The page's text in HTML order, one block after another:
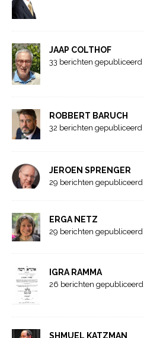
JAAP COLTHOF
33 berichten gepubliceerd
ROBBERT BARUCH
32 berichten gepubliceerd
JEROEN SPRENGER
29 berichten gepubliceerd
ERGA NETZ
29 berichten gepubliceerd
IGRA RAMMA
26 berichten gepubliceerd
SHMUEL KATZMAN